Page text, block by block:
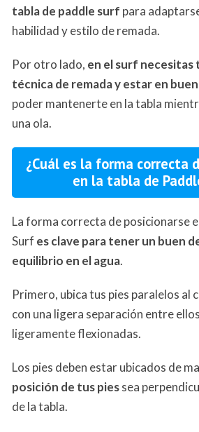
tabla de paddle surf para
habilidad y estilo de remada.
Por otro lado, en el surf necesitas
técnica de remada y estar en
poder mantenerte en la tabla
una ola.
¿Cuál es la forma correcta
en la tabla de
La forma correcta de posicionarse
Surf es clave para tener un buen
equilibrio en el agua.
Primero, ubica tus pies paralelos al
con una ligera separación entre
ligeramente flexionadas.
Los pies deben estar ubicados de
posición de tus piessea
de la tabla.